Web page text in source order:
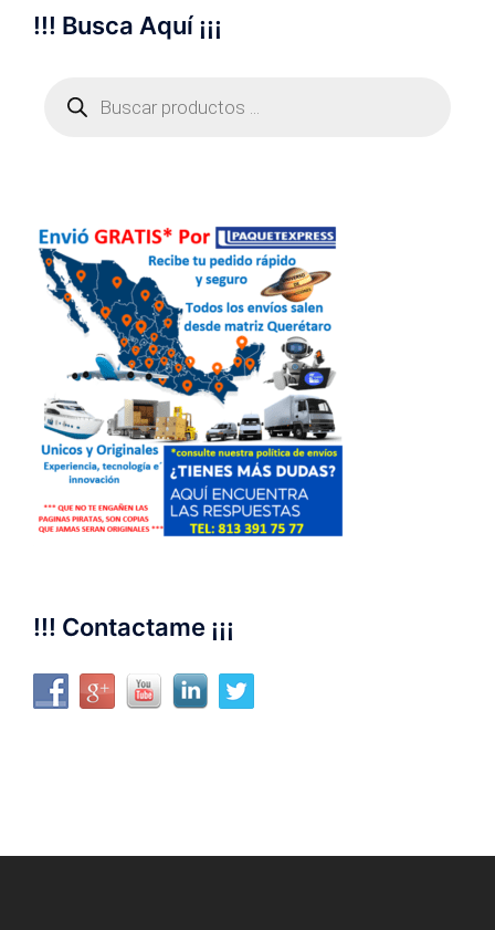
!!! Busca Aquí ¡¡¡
productos
!!! Contactame ¡¡¡